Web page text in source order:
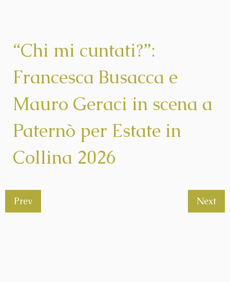
“Chi mi cuntati?”:
Francesca Busacca e
Mauro Geraci in scena a
Paternò per Estate in
Collina 2026
Prev Next